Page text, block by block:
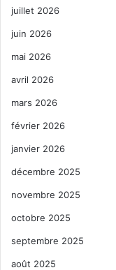
juillet 2026
juin 2026
mai 2026
avril 2026
mars 2026
février 2026
janvier 2026
décembre 2025
novembre 2025
octobre 2025
septembre 2025
août 2025